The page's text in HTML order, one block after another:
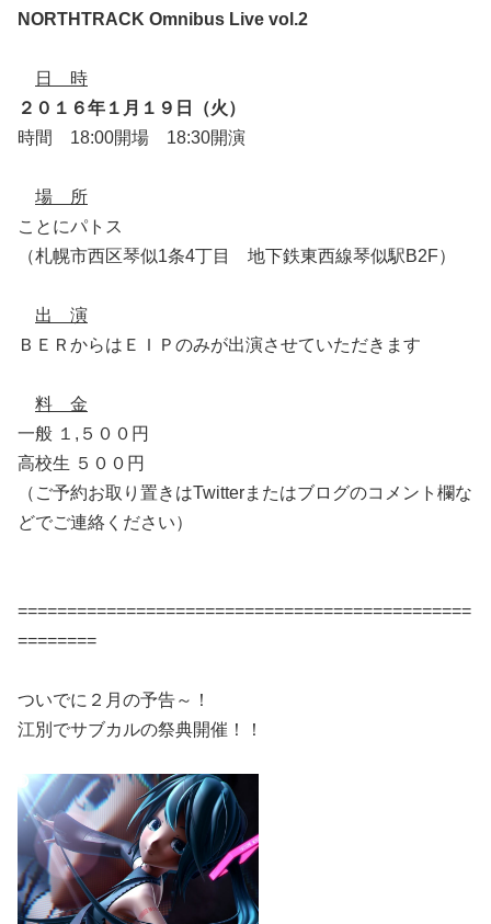
NORTHTRACK Omnibus Live vol.2
日 時
２０１６年１月１９日（火）
時間 18:00開場 18:30開演
場 所
ことにパトス
（札幌市西区琴似1条4丁目 地下鉄東西線琴似駅B2F）
出 演
ＢＥＲからはＥＩＰのみが出演させていただきます
料 金
一般 １,５００円
高校生 ５００円
（ご予約お取り置きはTwitterまたはブログのコメント欄な
どでご連絡ください）
==============================================
========
ついでに２月の予告～！
江別でサブカルの祭典開催！！